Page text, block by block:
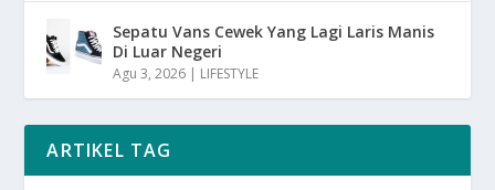
Sepatu Vans Cewek Yang Lagi Laris Manis
Di Luar Negeri
Agu 3, 2026 | LIFESTYLE
ARTIKEL TAG